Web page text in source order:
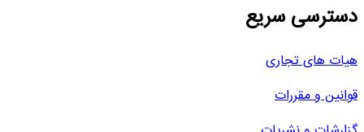
دسترسی سریع
هیات های تجاری
قوانین و مقررات